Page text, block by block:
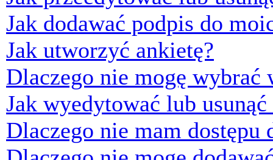
Jak dodawać podpis do
Jak utworzyć ankietę?
Dlaczego nie mogę wybrać
Jak wyedytować lub usunąć
Dlaczego nie mam dostępu